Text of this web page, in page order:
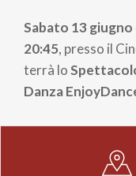
di
pane
Sabato 13
20:45, presso il
terrà lo
Danza